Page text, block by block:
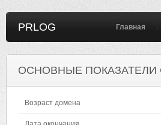
PRLOG Главная
ОСНОВНЫЕ ПОКАЗАТЕЛИ
Возраст домена